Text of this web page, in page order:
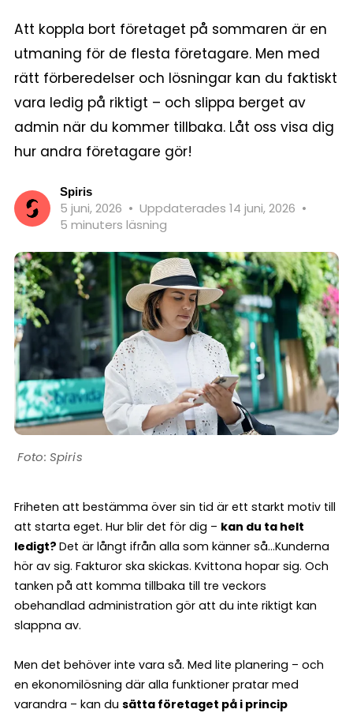
Att koppla bort företaget på sommaren är en
utmaning för de flesta företagare. Men med
rätt förberedelser och lösningar kan du faktiskt
vara ledig på riktigt – och slippa berget av
admin när du kommer tillbaka. Låt oss visa dig
hur andra företagare gör!
Spiris
5 juni, 2026 • Uppdaterades 14 juni, 2026 •
5 minuters läsning
Spiris
Friheten att bestämma över sin tid är ett starkt motiv till
att starta eget. Hur blir det för dig – kan du ta helt
ledigt? Det är långt ifrån alla som känner så…Kunderna
hör av sig. Fakturor ska skickas. Kvittona hopar sig. Och
tanken på att komma tillbaka till tre veckors
obehandlad administration gör att du inte riktigt kan
slappna av.
Men det behöver inte vara så. Med lite planering – och
en ekonomilösning där alla funktioner pratar med
varandra – kan du sätta företaget på i princip